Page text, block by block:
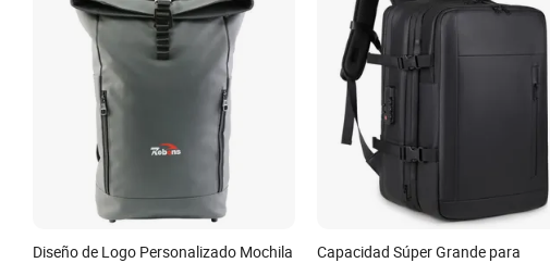
Diseño de Logo Personalizado Mochila
Capacidad Súper Grande para